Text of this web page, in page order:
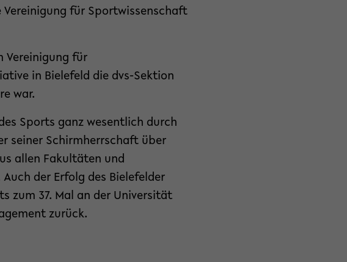
Vereinigung für Sportwissenschaft
Vereinigung für
in Bielefeld die dvs-Sektion
war.
Sports ganz wesentlich durch
seiner Schirmherrschaft über
allen Fakultäten und
der Erfolg des Bielefelder
zum 37. Mal an der Universität
zurück.